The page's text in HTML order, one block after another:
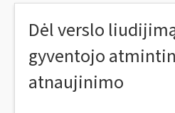
Dėl verslo
gyventojo
atnaujinimo